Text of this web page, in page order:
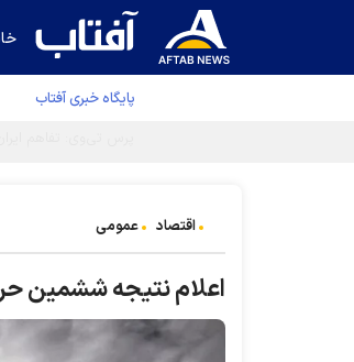
پایگاه خبری آفتاب
اقتصاد عمومی
اعلام نتیجه ششمین